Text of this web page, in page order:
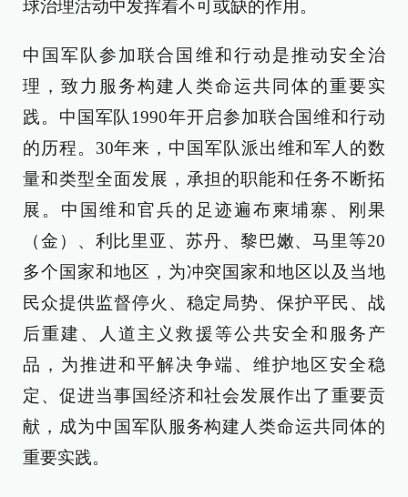
球治理活动中发挥着不可或缺的作用。
中国军队参加联合国维和行动是推动安全治
理，致力服务构建人类命运共同体的重要实
践。中国军队1990年开启参加联合国维和行动
的历程。30年来，中国军队派出维和军人的数
量和类型全面发展，承担的职能和任务不断拓
展。中国维和官兵的足迹遍布柬埔寨、刚果
（金）、利比里亚、苏丹、黎巴嫩、马里等20
多个国家和地区，为冲突国家和地区以及当地
民众提供监督停火、稳定局势、保护平民、战
后重建、人道主义救援等公共安全和服务产
品，为推进和平解决争端、维护地区安全稳
定、促进当事国经济和社会发展作出了重要贡
献，成为中国军队服务构建人类命运共同体的
重要实践。